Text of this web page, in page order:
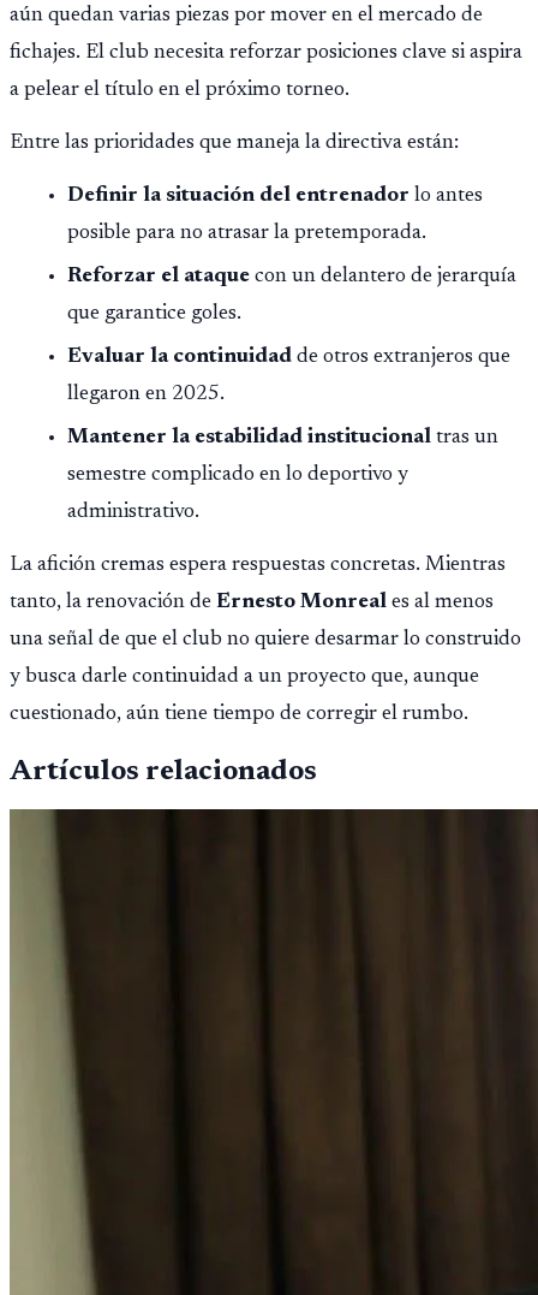
aún quedan varias piezas por mover en el mercado de
fichajes. El club necesita reforzar posiciones clave si aspira
a pelear el título en el próximo torneo.
Entre las prioridades que maneja la directiva están:
Definir la situación del entrenador lo antes
posible para no atrasar la pretemporada.
Reforzar el ataque con un delantero de jerarquía
que garantice goles.
Evaluar la continuidad de otros extranjeros que
llegaron en 2025.
Mantener la estabilidad institucional tras un
semestre complicado en lo deportivo y
administrativo.
La afición cremas espera respuestas concretas. Mientras
tanto, la renovación de Ernesto Monreal es al menos
una señal de que el club no quiere desarmar lo construido
y busca darle continuidad a un proyecto que, aunque
cuestionado, aún tiene tiempo de corregir el rumbo.
Artículos relacionados